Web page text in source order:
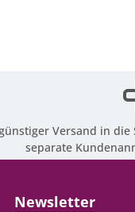
Versand in die
separate
Newsletter